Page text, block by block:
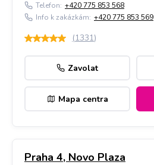
Telefon: +420 775 853 568
Info k zakázkám: +420 775 853 569
(1331)
Zavolat
Mapa centra
Praha 4, Novo Plaza